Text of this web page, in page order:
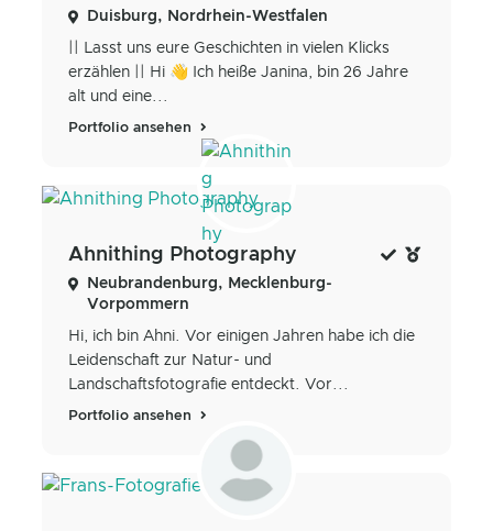
Duisburg, Nordrhein-Westfalen
|| Lasst uns eure Geschichten in vielen Klicks
erzählen || Hi 👋 Ich heiße Janina, bin 26 Jahre
alt und eine...
Portfolio ansehen
Ahnithing Photography
Neubrandenburg, Mecklenburg-
Vorpommern
Hi, ich bin Ahni. Vor einigen Jahren habe ich die
Leidenschaft zur Natur- und
Landschaftsfotografie entdeckt. Vor...
Portfolio ansehen